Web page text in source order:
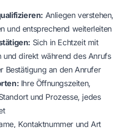
Anliegen verstehen,
und entsprechend weiterleiten
Sich in Echtzeit mit
und direkt während des Anrufs
Bestätigung an den Anrufer
Ihre Öffnungszeiten,
und Prozesse, jedes
Kontaktnummer und Art